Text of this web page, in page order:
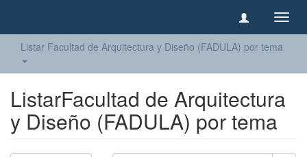
Listar Facultad de Arquitectura y Diseño (FADULA) por tema
ListarFacultad de Arquitectura
y Diseño (FADULA) por tema